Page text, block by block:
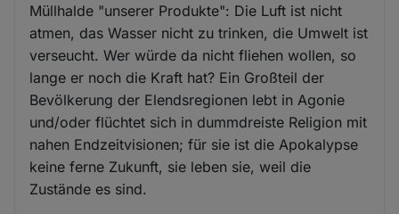
Müllhalde "unserer Produkte": Die Luft ist nicht
atmen, das Wasser nicht zu trinken, die Umwelt ist
verseucht. Wer würde da nicht fliehen wollen, so
lange er noch die Kraft hat? Ein Großteil der
Bevölkerung der Elendsregionen lebt in Agonie
und/oder flüchtet sich in dummdreiste Religion mit
nahen Endzeitvisionen; für sie ist die Apokalypse
keine ferne Zukunft, sie leben sie, weil die
Zustände es sind.